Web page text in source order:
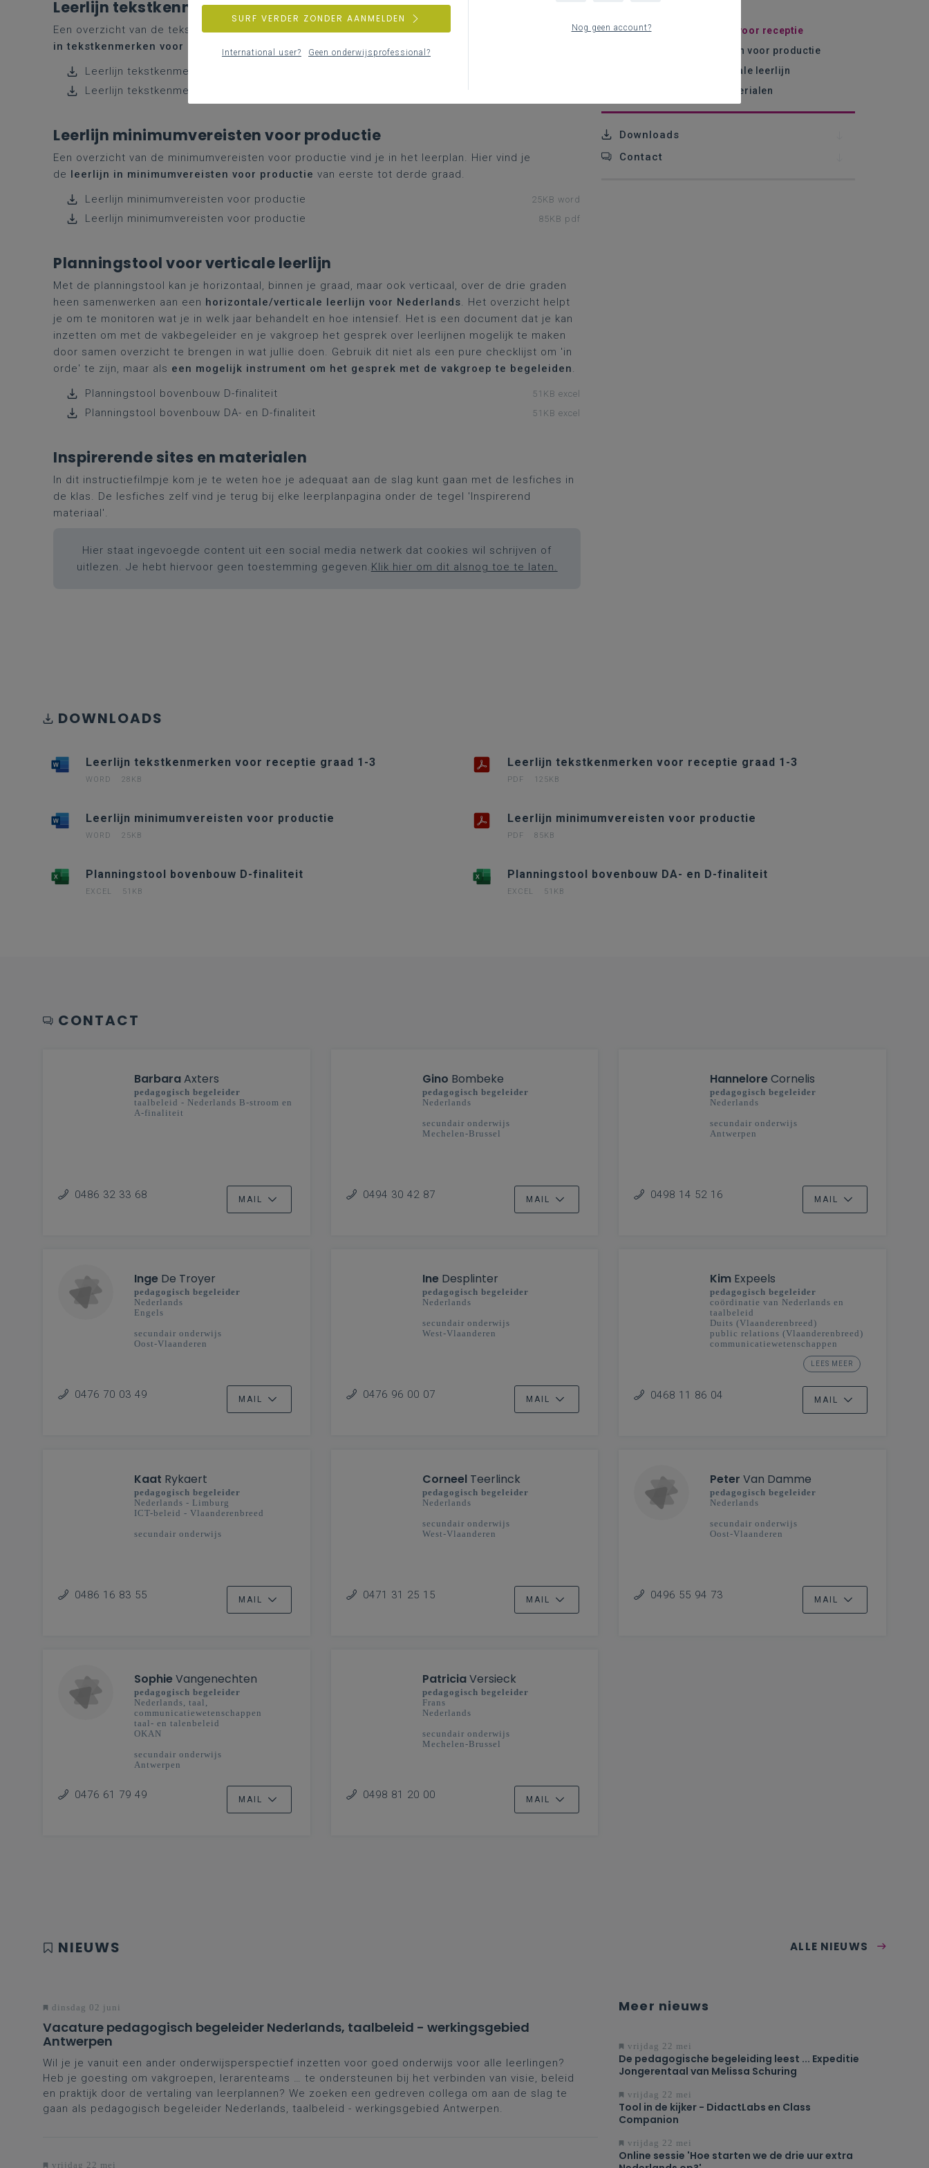
Leerlijn tekstkenmerken voor receptie
Leerlijn minimumvereisten voor productie
Planningstool voor verticale leerlijn
Inspirerende sites en materialen
Downloads
Contact
Leerlijn tekstkenmerken voor receptie
Een overzicht van de tekstkenmerken voor receptie vind je in het leerplan. Hier vind je de
leerlijn
in tekstkenmerken voor receptie
van eerste tot derde graad.
Leerlijn tekstkenmerken voor receptie graad 1-3
Leerlijn tekstkenmerken voor receptie graad 1-3
Leerlijn minimumvereisten voor productie
Een overzicht van de minimumvereisten voor productie vind je in het leerplan. Hier vind je
de leerlijn in minimumvereisten voor productie van eerste tot derde graad.
Leerlijn minimumvereisten voor productie
25KB word
Leerlijn minimumvereisten voor productie 85KB pdf
Planningstool voor verticale leerlijn
Met de planningstool kan je horizontaal, binnen je graad, maar ook verticaal, over de drie graden
heen samenwerken aan een horizontale/verticale leerlijn voor Nederlands. Het overzicht helpt
je om te monitoren wat je in welk jaar behandelt en hoe intensief. Het is een document dat je kan
inzetten om met de vakbegeleider en je vakgroep het gesprek over leerlijnen mogelijk te maken
door samen overzicht te brengen in wat jullie doen. Gebruik dit niet als een pure checklijst om 'in
orde' te zijn, maar als een mogelijk instrument om het gesprek met de vakgroep te begeleiden.
Planningstool bovenbouw D-finaliteit
51KB excel
Planningstool bovenbouw DA- en D-finaliteit 51KB excel
Inspirerende sites en materialen
In dit instructiefilmpje kom je te weten hoe je adequaat aan de slag kunt gaan met de lesfiches in
de klas. De lesfiches zelf vind je terug bij elke leerplanpagina onder de tegel 'Inspirerend
materiaal'.
Hier staat ingevoegde content uit een social media netwerk dat cookies wil schrijven of
uitlezen. Je hebt hiervoor geen toestemming gegeven. Klik hier om dit alsnog toe te laten.
DOWNLOADS
Leerlijn tekstkenmerken voor receptie graad 1-3
WORD 28KB
Leerlijn tekstkenmerken voor receptie graad 1-3
PDF 125KB
Leerlijn minimumvereisten voor productie
WORD 25KB
Leerlijn minimumvereisten voor productie
PDF 85KB
Planningstool bovenbouw D-finaliteit
EXCEL 51KB
Planningstool bovenbouw DA- en D-finaliteit
EXCEL 51KB
CONTACT
BarbaraAxters
pedagogisch begeleider
taalbeleid - Nederlands B-stroom en
A-finaliteit
0486 32 33 68 MAIL
Gino Bombeke
pedagogisch begeleider
Nederlands
secundair onderwijs
Mechelen-Brussel
0494 30 42 87 MAIL
HanneloreCornelis
pedagogisch begeleider
Nederlands
secundair onderwijs
Antwerpen
0498 14 52 16 MAIL
Inge De Troyer
pedagogisch begeleider
Nederlands
Engels
secundair onderwijs
Oost-Vlaanderen
0476 70 03 49 MAIL
IneDesplinter
pedagogisch begeleider
Nederlands
secundair onderwijs
West-Vlaanderen
0476 96 00 07 MAIL
Kim Expeels
pedagogisch begeleider
coördinatie van Nederlands en
taalbeleid
Duits (Vlaanderenbreed)
public relations (Vlaanderenbreed)
communicatiewetenschappen
taalexpert Ieder kind taalheld
LEES MEER
0468 11 86 04 MAIL
Kaat Rykaert
pedagogisch begeleider
Nederlands - Limburg
ICT-beleid - Vlaanderenbreed
secundair onderwijs
0486 16 83 55 MAIL
CorneelTeerlinck
pedagogisch begeleider
Nederlands
secundair onderwijs
West-Vlaanderen
0471 31 25 15 MAIL
Peter Van Damme
pedagogisch begeleider
Nederlands
secundair onderwijs
Oost-Vlaanderen
0496 55 94 73 MAIL
SophieVangenechten
pedagogisch begeleider
Nederlands, taal,
communicatiewetenschappen
taal- en talenbeleid
OKAN
secundair onderwijs
Antwerpen
0476 61 79 49 MAIL
PatriciaVersieck
pedagogisch begeleider
Frans
Nederlands
secundair onderwijs
Mechelen-Brussel
0498 81 20 00 MAIL
NIEUWS ALLE NIEUWS
dinsdag 02 juni
Vacature pedagogisch begeleider Nederlands, taalbeleid - werkingsgebied
Antwerpen
Wil je je vanuit een ander onderwijsperspectief inzetten voor goed onderwijs voor alle leerlingen?
Heb je goesting om vakgroepen, lerarenteams … te ondersteunen bij het verbinden van visie, beleid
en praktijk door de vertaling van leerplannen? We zoeken een gedreven collega om aan de slag te
gaan als pedagogisch begeleider Nederlands, taalbeleid - werkingsgebied Antwerpen.
vrijdag 22 mei
Meer nieuws
vrijdag 22 mei
De pedagogische begeleiding leest ... Expeditie
Jongerentaal van Melissa Schuring
vrijdag 22 mei
Tool in de kijker - DidactLabs en Class
Companion
vrijdag 22 mei
Online sessie 'Hoe starten we de drie uur extra
Nog geen account?
SURF VERDER ZONDER AANMELDEN
International user? Geen onderwijsprofessional?